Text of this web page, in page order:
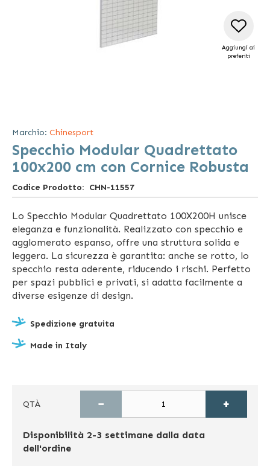
galleria
di
immagini
Aggiungi ai
preferiti
Marchio: Chinesport
Specchio Modular Quadrettato
100x200 cm con Cornice Robusta
Codice Prodotto CHN-11557
Lo Specchio Modular Quadrettato 100X200H unisce
eleganza e funzionalità. Realizzato con specchio e
agglomerato espanso, offre una struttura solida e
leggera. La sicurezza è garantita: anche se rotto, lo
specchio resta aderente, riducendo i rischi. Perfetto
per spazi pubblici e privati, si adatta facilmente a
diverse esigenze di design.
Spedizione gratuita
Made in Italy
QTÀ − +
Disponibilità 2-3 settimane dalla data
dell'ordine